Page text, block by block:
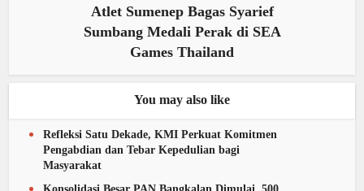
Atlet Sumenep Bagas Syarief
Sumbang Medali Perak di SEA
Games Thailand
You may also like
Refleksi Satu Dekade, KMI Perkuat Komitmen
Pengabdian dan Tebar Kepedulian bagi
Masyarakat